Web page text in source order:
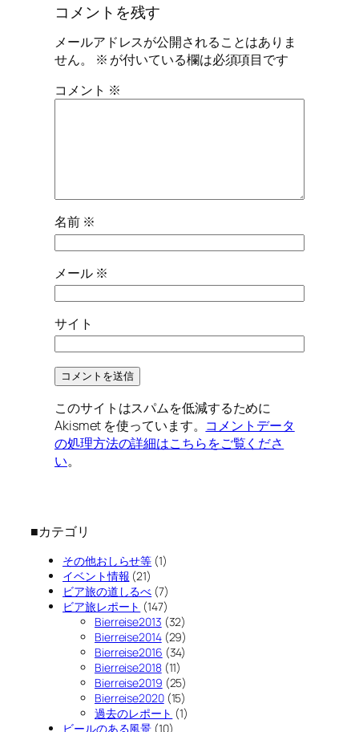
コメントを残す
メールアドレスが公開されることはありま
せん。
※ が付いている欄は必須項目です
コメント ※
名前 ※
メール ※
サイト
このサイトはスパムを低減するために
Akismet を使っています。 コメントデータ
の処理方法の詳細はこちらをご覧くださ
い。
■カテゴリ
その他おしらせ等 (1)
イベント情報 (21)
ビア旅の道しるべ (7)
ビア旅レポート (147)
Bierreise2013 (32)
Bierreise2014(29)
Bierreise2016 (34)
Bierreise2018(11)
Bierreise2019 (25)
Bierreise2020(15)
過去のレポート (1)
ビールのある風景 (10)